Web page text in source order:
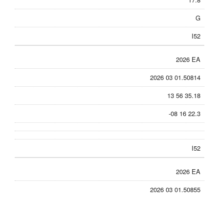
G
I52
2026 EA
2026 03 01.50814
13 56 35.18
-08 16 22.3
I52
2026 EA
2026 03 01.50855